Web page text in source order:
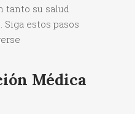
tanto su salud
estos pasos
Médica